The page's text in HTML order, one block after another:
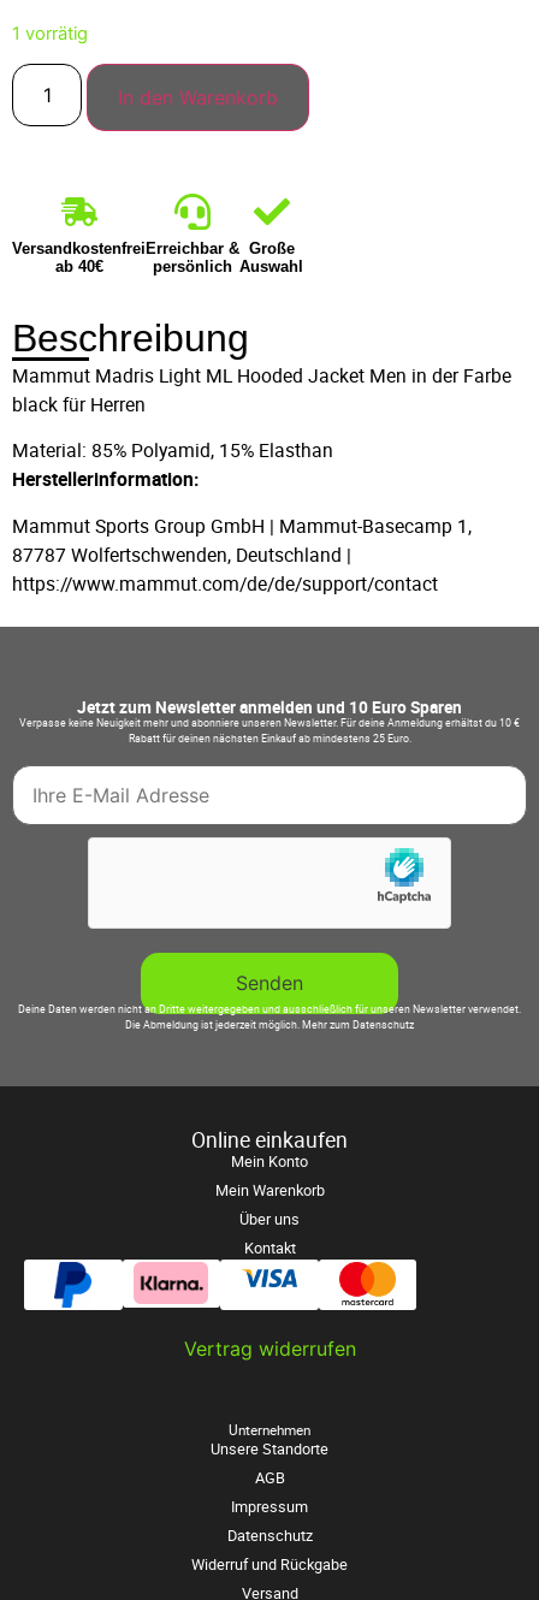
1 vorrätig
In den Warenkorb
Versandkostenfrei
ab 40€
Erreichbar &
persönlich
Große
Auswahl
Beschreibung
Mammut Madris Light ML Hooded Jacket Men in der Farbe
black für Herren
Material: 85% Polyamid, 15% Elasthan
Herstellerinformation:
Mammut Sports Group GmbH | Mammut-Basecamp 1,
87787 Wolfertschwenden, Deutschland |
https://www.mammut.com/de/de/support/contact
Jetzt zum Newsletter anmelden und 10 Euro Sparen
Verpasse keine Neuigkeit mehr und abonniere unseren Newsletter. Für deine Anmeldung erhältst du 10 €
Rabatt für deinen nächsten Einkauf ab mindestens 25 Euro.
Deine Daten werden nicht an Dritte weitergegeben und ausschließlich für unseren Newsletter verwendet.
Die Abmeldung ist jederzeit möglich.Mehr zum Datenschutz
Online einkaufen
Mein Konto
Mein Warenkorb
Über uns
Kontakt
Vertrag widerrufen
Unternehmen
Unsere Standorte
AGB
Impressum
Datenschutz
Widerruf und Rückgabe
Versand